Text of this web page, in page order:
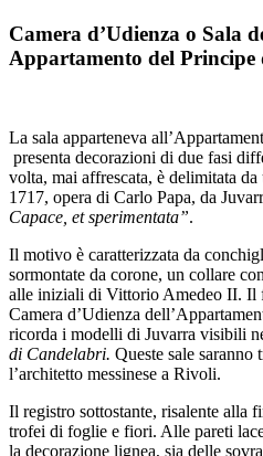
Camera d’Udienza o Sala
Appartamento del Principe
La sala apparteneva
presenta decorazioni di due fasi
volta, mai affrescata, è delimitata da
1717, opera di Carlo Papa, da
Capace, et sperimentata”.
Il motivo è caratterizzata da
sormontate da corone, un collare
alle iniziali di Vittorio Amedeo II. Il
Camera d’Udienza
ricorda i modelli di Juvarra visibili
di Candelabri. Queste sale saranno
l’architetto messinese a Rivoli.
Il registro sottostante, risalente alla
trofei di foglie e fiori. Alle pareti
la decorazione lignea, sia delle